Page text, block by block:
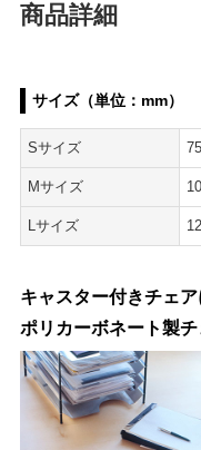
商品詳細
サイズ（単位：mm）
Sサイズ
Mサイズ
Lサイズ
キャスター付きチェ
ポリカーボネート製チ